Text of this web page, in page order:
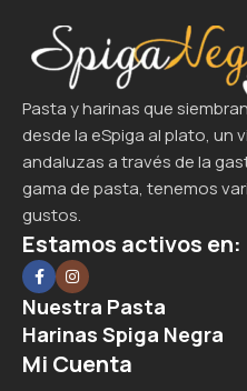
Pasta y harinas que
desde la eSpiga al plato, un
andaluzas a través de la
gama de pasta, tenemos
gustos.
Estamos activos en:
Nuestra Pasta
Harinas Spiga Negra
Mi Cuenta